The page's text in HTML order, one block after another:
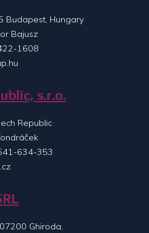
Budapest, Hungary
Bajusz
1608
s.r.o.
Republic
634-353
Ghiroda,